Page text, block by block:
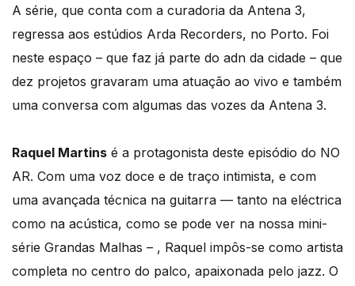
A série, que conta com a curadoria da Antena 3,
regressa aos estúdios Arda Recorders, no Porto. Foi
neste espaço – que faz já parte do adn da cidade – que
dez projetos gravaram uma atuação ao vivo e também
uma conversa com algumas das vozes da Antena 3.
Raquel Martins é a protagonista deste episódio do NO
AR. Com uma voz doce e de traço intimista, e com
uma avançada técnica na guitarra — tanto na eléctrica
como na acústica, como se pode ver na nossa mini-
série Grandas Malhas – , Raquel impôs-se como artista
completa no centro do palco, apaixonada pelo jazz. O